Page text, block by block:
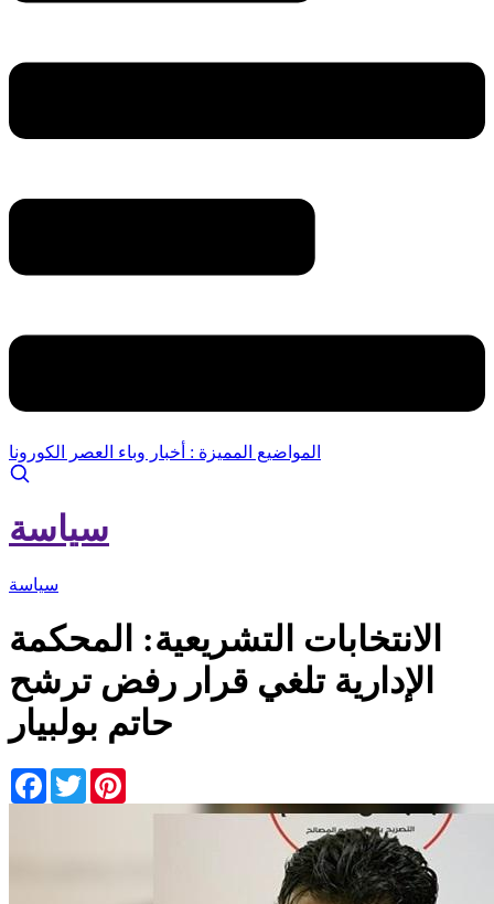
المواضيع المميزة : أخبار وباء العصر الكورونا
سياسة
سياسة
الانتخابات التشريعية: المحكمة
الإدارية تلغي قرار رفض ترشح
حاتم بولبيار
Facebook
Twitter